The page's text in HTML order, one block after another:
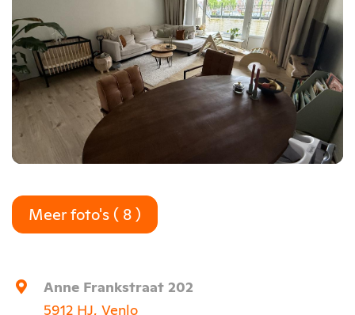
Meer foto's ( 8 )
Anne Frankstraat 202
5912 HJ, Venlo